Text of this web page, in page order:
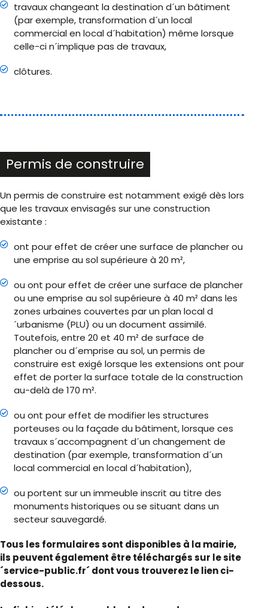
travaux changeant la destination d´un bâtiment
(par exemple, transformation d´un local
commercial en local d´habitation) même lorsque
celle-ci n´implique pas de travaux,
clôtures.
Permis de construire
Un permis de construire est notamment exigé dès lors
que les travaux envisagés sur une construction
existante :
ont pour effet de créer une surface de plancher ou
une emprise au sol supérieure à 20 m²,
ou ont pour effet de créer une surface de plancher
ou une emprise au sol supérieure à 40 m² dans les
zones urbaines couvertes par un plan local d
´urbanisme (PLU) ou un document assimilé.
Toutefois, entre 20 et 40 m² de surface de
plancher ou d´emprise au sol, un permis de
construire est exigé lorsque les extensions ont pour
effet de porter la surface totale de la construction
au-delà de 170 m².
ou ont pour effet de modifier les structures
porteuses ou la façade du bâtiment, lorsque ces
travaux s´accompagnent d´un changement de
destination (par exemple, transformation d´un
local commercial en local d´habitation),
ou portent sur un immeuble inscrit au titre des
monuments historiques ou se situant dans un
secteur sauvegardé.
Tous les formulaires sont disponibles à la mairie,
ils peuvent également être téléchargés sur le site
´service-public.fr´ dont vous trouverez le lien ci-
dessous.